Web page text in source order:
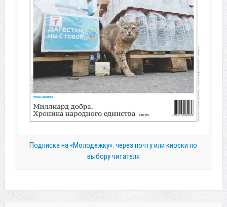
Подписка на «Молодежку»: через почту или киоски по
выбору читателя